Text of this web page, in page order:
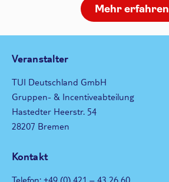
Mehr erfahren
Veranstalter
TUI Deutschland GmbH
Gruppen- & Incentiveabteilung
Hastedter Heerstr. 54
28207 Bremen
Kontakt
Telefon: +49 (0) 421 – 43 26 60